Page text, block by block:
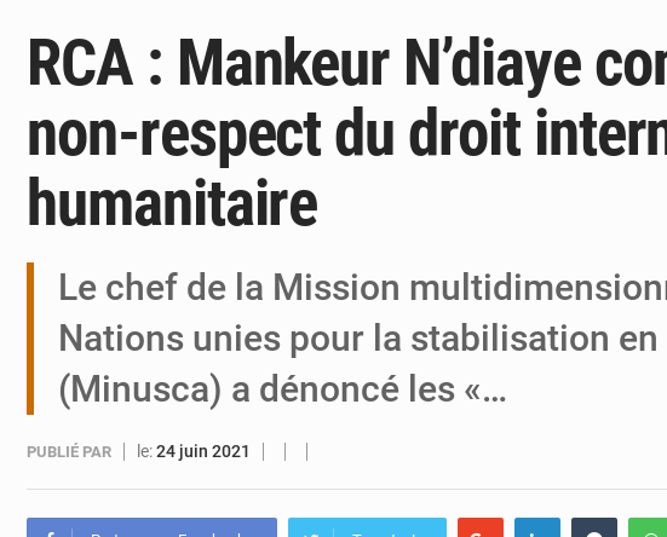
5 août 2026 Niger : le ministère du
5 août 2026 Niger : Abdoulaye Seydou en
4 août 2026 Niamey : Mohamed Toumba
RCA : Mankeur N’diaye
non-respect du droit
humanitaire
Le chef de la Mission
Nations unies pour la stabilisation
(Minusca) a dénoncé les «…
PUBLIÉ PAR le:24 juin 2021